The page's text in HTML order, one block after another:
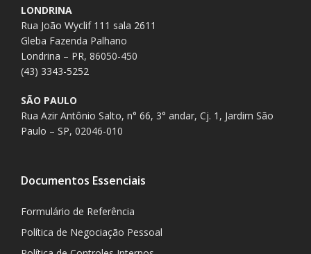
LONDRINA
Rua João Wyclif 111 sala 2611
Gleba Fazenda Palhano
Londrina – PR, 86050-450
(43) 3343-5252
SÃO PAULO
Rua Azir Antônio Salto, n° 66, 3° andar, Cj. 1, Jardim São
Paulo – SP, 02046-010
Documentos Essenciais
Formulário de Referência
Política de Negociação Pessoal